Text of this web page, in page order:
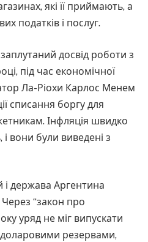
які її приймають, а
податків і послуг.
досвід роботи з
під час економічної
Ла-Ріохи Карлос Менем
списання боргу для
Інфляція швидко
і вони були виведені з
і держава Аргентина
“закон про
уряд не міг випускати
доларовими резервами,